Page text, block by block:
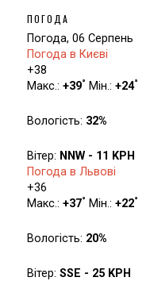
ПОГОДА
Погода, 06 Серпень
Погода в Києві
+38
Макс.: +39° Мін.: +24°
Вологість: 32%
Вітер: NNW - 11 KPH
Погода в Львові
+36
Макс.: +37° Мін.: +22°
Вологість: 20%
Вітер: SSE - 25 KPH